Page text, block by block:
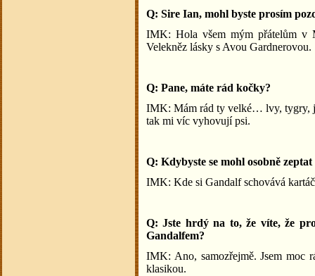
Q: Sire Ian, mohl byste prosím
IMK: Hola všem mým přátelům v
Velekněz lásky s Avou Gardnerovou.
Q: Pane, máte rád kočky?
IMK: Mám rád ty velké… lvy, tygry,
tak mi víc vyhovují psi.
Q: Kdybyste se mohl osobně
IMK: Kde si Gandalf schovává
Q: Jste hrdý na to, že víte, že
Gandalfem?
IMK: Ano, samozřejmě. Jsem moc
klasikou.